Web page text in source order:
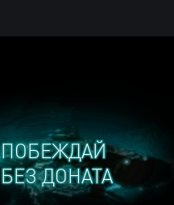
ПОБЕЖДАЙ
БЕЗ ДОНАТА